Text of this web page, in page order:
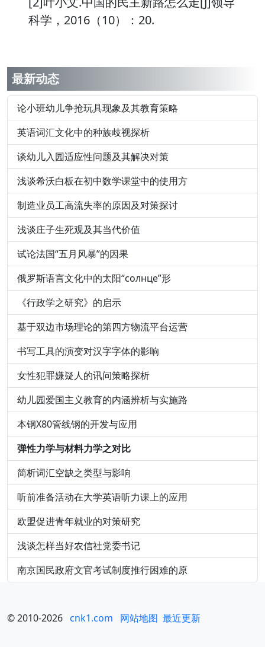
科学，2016（10）：20.
最新动态
论小班幼儿争抢玩具现象及其教育策略
英语词汇文化中的种族歧视探析
谈幼儿入园适应性问题及其解决对策
浅谈希沃白板在初中数学课堂中的使用方
制造业员工高流失率的原因及对策探讨
浅谈庄子生死观及其当代价值
试论法国“五月风暴”的因果
俄罗斯语言文化中的太阳“солнце”形
《行政学之研究》的启示
基于双边市场理论的第四方物流平台运营
书写工具的演变对汉字字体的影响
女性犯罪嫌疑人的讯问策略探析
幼儿园爱国主义教育的内涵辨析与实施路
本钢X80管线钢的开发与应用
弹性力学与材料力学之对比
简析词汇空缺之类型与影响
听前准备活动在大学英语听力课上的应用
欧盟促进青年就业的对策研究
浅谈怎样当好农信社党委书记
南京国民政府文官考试制度推行困难的原
© 2010-2026 cnk1.com 网站地图 最近更新